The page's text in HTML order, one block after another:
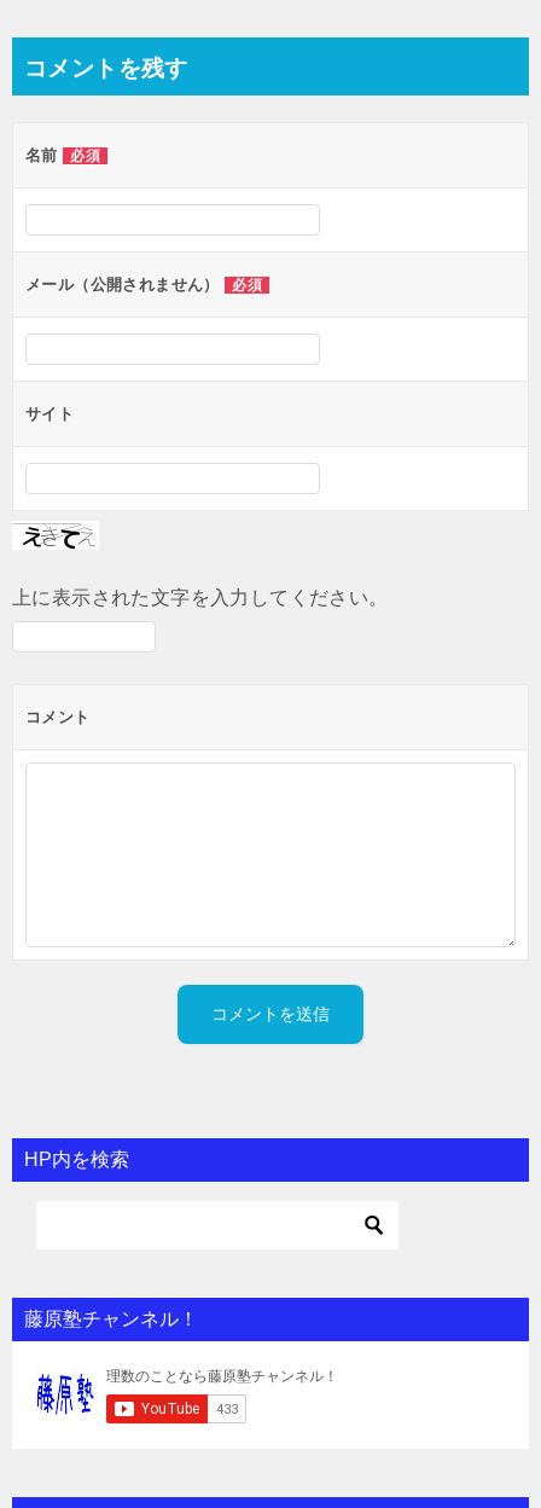
ビ
ー
シ
ン
コメントを残す
名前 必須
メール（公開されません） 必須
サイト
上に表示された文字を入力してください。
コメント
HP内を検索
藤原塾チャンネル！